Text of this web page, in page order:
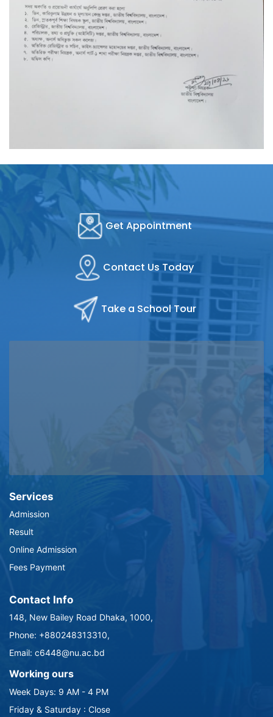
Get Appointment
Contact Us Today
Take a School Tour
Services
Admission
Result
Online Admission
Fees Payment
Contact Info
148, New Bailey Road Dhaka, 1000,
Phone: +880248313310,
Email: c6448@nu.ac.bd
Working ours
Week Days: 9 AM - 4 PM
Friday & Saturday : Close